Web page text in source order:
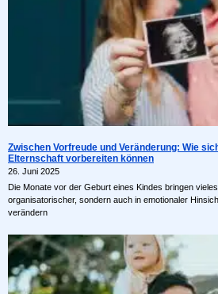
Zwischen Vorfreude und Veränderung: Wie
Elternschaft vorbereiten können
26. Juni 2025
Die Monate vor der Geburt eines Kindes bringen
organisatorischer, sondern auch in emotionaler
verändern